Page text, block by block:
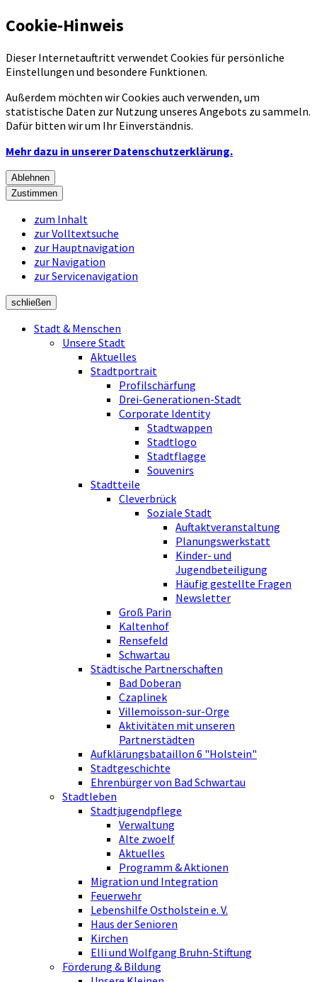
Cookie-Hinweis
Dieser Internetauftritt verwendet Cookies für persönliche
Einstellungen und besondere Funktionen.
Außerdem möchten wir Cookies auch verwenden, um
statistische Daten zur Nutzung unseres Angebots zu sammeln.
Dafür bitten wir um Ihr Einverständnis.
Mehr dazu in unserer Datenschutzerklärung.
Ablehnen
Zustimmen
zum Inhalt
zur Volltextsuche
zur Hauptnavigation
zur Navigation
zur Servicenavigation
schließen
Stadt & Menschen
Unsere Stadt
Aktuelles
Stadtportrait
Profilschärfung
Drei-Generationen-Stadt
Corporate Identity
Stadtwappen
Stadtlogo
Stadtflagge
Souvenirs
Stadtteile
Cleverbrück
Soziale Stadt
Auftaktveranstaltung
Planungswerkstatt
Kinder- und
Jugendbeteiligung
Häufig gestellte Fragen
Newsletter
Groß Parin
Kaltenhof
Rensefeld
Schwartau
Städtische Partnerschaften
Bad Doberan
Czaplinek
Villemoisson-sur-Orge
Aktivitäten mit unseren
Partnerstädten
Aufklärungsbataillon 6 "Holstein"
Stadtgeschichte
Ehrenbürger von Bad Schwartau
Stadtleben
Stadtjugendpflege
Verwaltung
Alte zwoelf
Aktuelles
Programm & Aktionen
Migration und Integration
Feuerwehr
Lebenshilfe Ostholstein e. V.
Haus der Senioren
Kirchen
Elli und Wolfgang Bruhn-Stiftung
Förderung & Bildung